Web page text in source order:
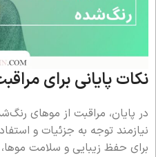
نکات پایانی برای
در پایان، مراقبت از موهای
نیازمند توجه به جزئیات و
برای حفظ زیبایی و سلامت